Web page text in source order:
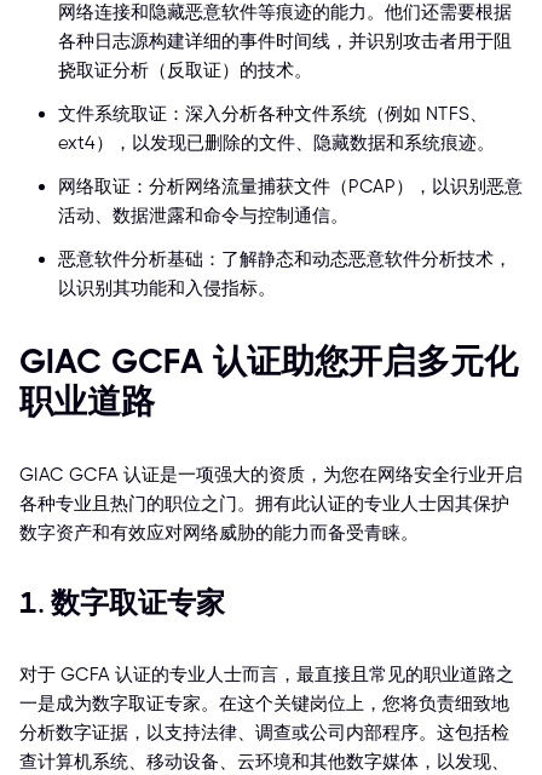
网络连接和隐藏恶意软件等痕迹的能力。他们还需要根据
各种日志源构建详细的事件时间线，并识别攻击者用于阻
挠取证分析（反取证）的技术。
文件系统取证：深入分析各种文件系统（例如 NTFS、
ext4），以发现已删除的文件、隐藏数据和系统痕迹。
网络取证：分析网络流量捕获文件（PCAP），以识别恶意
活动、数据泄露和命令与控制通信。
恶意软件分析基础：了解静态和动态恶意软件分析技术，
以识别其功能和入侵指标。
GIAC GCFA 认证助您开启多元化
职业道路
GIAC GCFA 认证是一项强大的资质，为您在网络安全行业开启
各种专业且热门的职位之门。拥有此认证的专业人士因其保护
数字资产和有效应对网络威胁的能力而备受青睐。
1. 数字取证专家
对于 GCFA 认证的专业人士而言，最直接且常见的职业道路之
一是成为数字取证专家。在这个关键岗位上，您将负责细致地
分析数字证据，以支持法律、调查或公司内部程序。这包括检
查计算机系统、移动设备、云环境和其他数字媒体，以发现、